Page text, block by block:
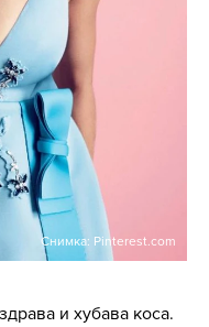
Снимка: Pinterest.com
и хубава коса.